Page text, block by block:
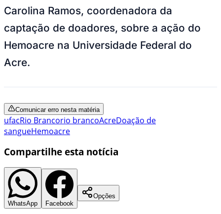
Carolina Ramos, coordenadora da
captação de doadores, sobre a ação do
Hemoacre na Universidade Federal do
Acre.
Comunicar erro nesta matéria
ufacRio Brancorio brancoAcreDoação de
sangueHemoacre
Compartilhe esta notícia
WhatsApp Facebook
Opções